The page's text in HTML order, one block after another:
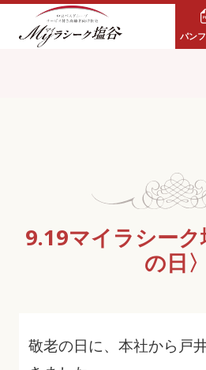
パン
9.19マイラシー
の日〉
敬老の日に、本社から戸